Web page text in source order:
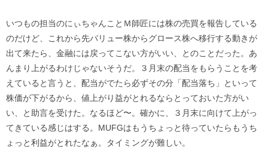
いつもの担当のにぃちゃんことＭ師匠には株の売買を報告している
のだけど、これから先バリュー株からグロース株へ移行する動きが
出て来たら、金融には戻ってこない方がいい、とのことだった。あ
んまり上がるわけじゃないそうだ。３月末の配当をもらうことを考
えていると言うと、配当がでたら必ずその分「配当落ち」といって
株価が下がるから、値上がり益がとれるならとっておいた方がい
い、と助言を受けた。なるほど〜。確かに、３月末に向けて上がっ
てきている感じはする。MUFGはもうちょっと待っていたらもうち
ょっと利益がとれたなぁ。タイミングが難しい。